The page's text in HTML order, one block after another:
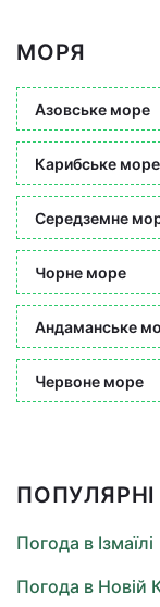
МОРЯ
Азовське море
Карибське море
Середземне
Чорне море
Андаманське
Червоне море
Погода в Ізмаїлі
Погода в Новій